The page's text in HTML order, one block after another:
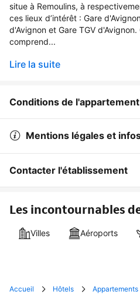
situe à Remoulins, à
ces lieux d’intérêt : Gare
d'Avignon et Gare TGV
comprend...
Lire la suite
Conditions de l'appartement
Mentions légales et
Contacter l'établissement
Les incontournables
Villes Aéroports
Accueil Hôtels